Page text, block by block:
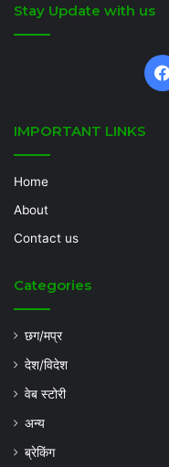
Stay Update with us
IMPORTANT LINKS
Home
About
Contact us
Categories
छग/मप्र
देश/विदेश
वेब स्टोरी
अन्य
ब्रेकिंग